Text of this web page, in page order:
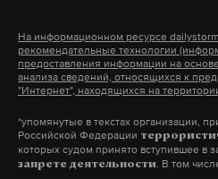
слова увеличивают
сказал Байден.
февраля. Президент
главной целью военных
На информационном ресурсе
рекомендательные технологии
предоставления информации на
анализа сведений, относящихся к
"Интернет", находящихся на
*упомянутые в текстах организации,
Российской Федерации
которых судом принято вступившее в
запрете деятельности. В том